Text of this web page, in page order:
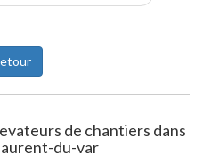
de chantiers dans
du-var